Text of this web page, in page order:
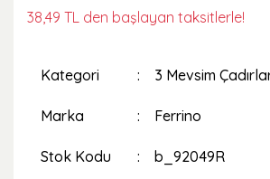
38,49 TL den başlayan taksitlerle!
Kategori 3 Mevsim
Marka Ferrino
Stok Kodu b_92049R